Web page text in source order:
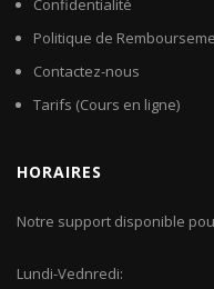
Confidentialité
Politique de
Contactez-nous
Tarifs (Cours en ligne)
HORAIRES
Notre support disponible
Lundi-Vednredi: